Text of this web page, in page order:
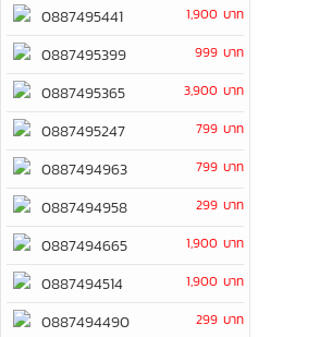
0887495441 1,900 บาท
0887495399 999 บาท
0887495365 3,900 บาท
0887495247 799 บาท
0887494963 799 บาท
0887494958 299 บาท
0887494665 1,900 บาท
0887494514 1,900 บาท
0887494490 299 บาท